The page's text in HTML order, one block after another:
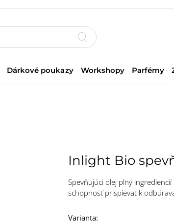
Dárkové poukazy Workshopy Parfémy
Inlight Bio
Spevňujúci olej plný
schopnosť prispievať k
Varianta: